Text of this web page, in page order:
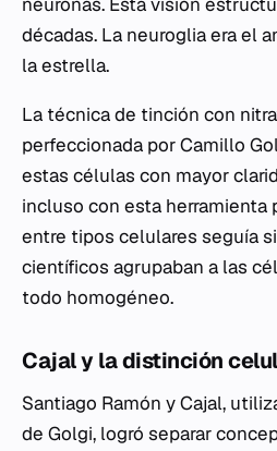
décadas. La neuroglia era el
la estrella.
La técnica de tinción con
perfeccionada por Camillo
estas células con mayor
incluso con esta herramienta
entre tipos celulares seguía
científicos agrupaban a las
todo homogéneo.
Cajal y la distinción
Santiago Ramón y Cajal,
de Golgi, logró separar